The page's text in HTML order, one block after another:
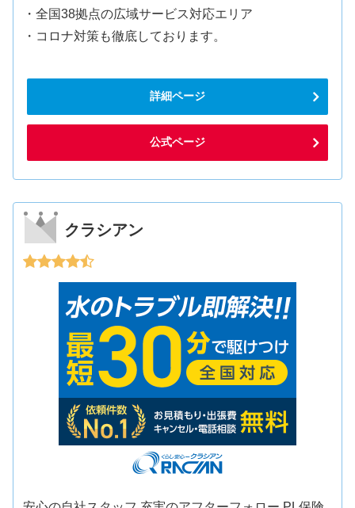
・全国38拠点の広域サービス対応エリア
・コロナ対策も徹底しております。
詳細ページ
公式ページ
クラシアン